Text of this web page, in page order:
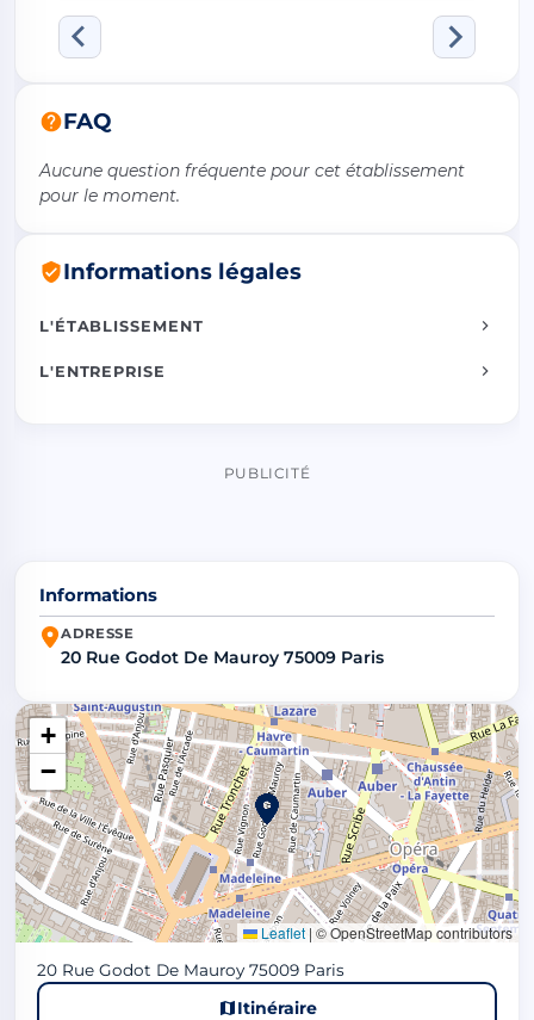
FAQ
Aucune question fréquente pour cet établissement
pour le moment.
Informations légales
L'ÉTABLISSEMENT
L'ENTREPRISE
PUBLICITÉ
Informations
ADRESSE
20 Rue Godot De Mauroy 75009 Paris
+
−
Leaflet | © OpenStreetMap contributors
20 Rue Godot De Mauroy 75009 Paris
Itinéraire